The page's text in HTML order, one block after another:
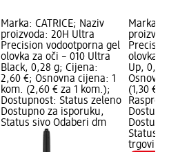
Marka: CATRICE; Naziv
proizvoda: 20H Ultra
Precision vodootporna gel
olovka za oči – 010 Ultra
Black, 0,28 g; Cijena:
2,60 €; Osnovna cijena: 1
kom. (2,60 € za 1 kom.);
Dostupnost: Status zeleno
Dostupno za isporuku,
Status sivo Odaberi dm
Marka:
olovka
Up,
(1,30 €
Status
trgovinu